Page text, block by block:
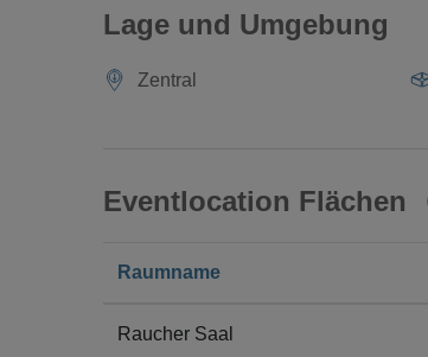
Lage und Umgebung
Zentral
Eventlocation Flächen
Raumname
Raucher Saal